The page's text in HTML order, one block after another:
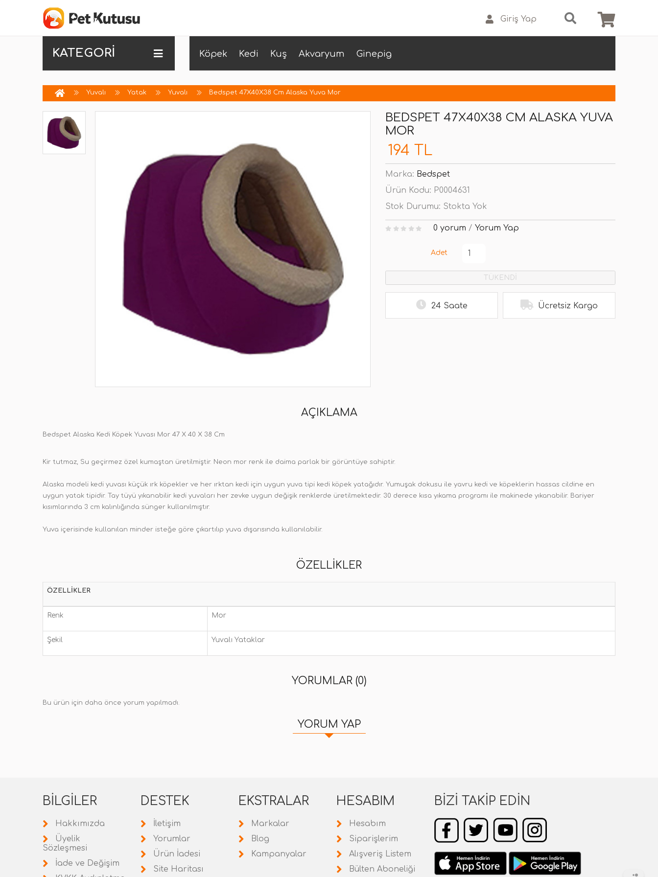
Giriş Yap
KATEGORİ Köpek Kedi Kuş Akvaryum Ginepig
Yuvalı Yatak Yuvalı Bedspet 47X40X38 Cm Alaska Yuva Mor
BEDSPET 47X40X38 CM ALASKA YUVA
MOR
194 TL
Marka: Bedspet
Ürün Kodu: P0004631
Stok Durumu: Stokta Yok
0 yorum / Yorum Yap
Adet
TÜKENDİ
24 Saate Ücretsiz Kargo
AÇIKLAMA
Bedspet Alaska Kedi Köpek Yuvası Mor 47 X 40 X 38 Cm
Kir tutmaz, Su geçirmez özel kumaştan üretilmiştir. Neon mor renk ile daima parlak bir görüntüye sahiptir.
Alaska modeli kedi yuvası küçük ırk köpekler ve her ırktan kedi için uygun yuva tipi kedi köpek yatağıdır. Yumuşak dokusu ile yavru kedi ve köpeklerin hassas cildine en
uygun yatak tipidir. Tay tüyü yıkanabilir kedi yuvaları her zevke uygun değişik renklerde üretilmektedir. 30 derece kısa yıkama programı ile makinede yıkanabilir. Bariyer
kısımlarında 3 cm kalınlığında sünger kullanılmıştır.
Yuva içerisinde kullanılan minder isteğe göre çıkartılıp yuva dışarısında kullanılabilir.
ÖZELLIKLER
ÖZELLIKLER
Renk Mor
Şekil Yuvalı Yataklar
YORUMLAR (0)
Bu ürün için daha önce yorum yapılmadı.
YORUM YAP
BILGILER
Hakkımızda
Üyelik
Sözleşmesi
İade ve Değişim
DESTEK
İletişim
Yorumlar
Ürün İadesi
Site Haritası
EKSTRALAR
Markalar
Blog
Kampanyalar
HESABIM
Hesabım
Siparişlerim
Alışveriş Listem
Bülten Aboneliği
BIZI TAKIP EDIN